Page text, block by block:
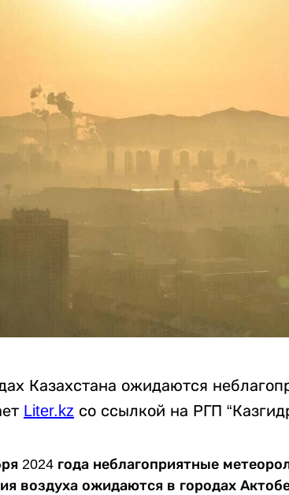
Казахстана ожидаются
Liter.kz со ссылкой на РГП
2024 года неблагоприятные
воздуха ожидаются в городах